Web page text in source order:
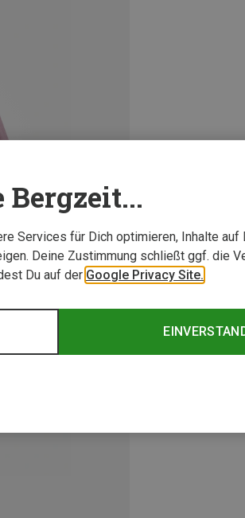
Bergzeit...
Services für Dich optimieren, Inhalte auf
Deine Zustimmung schließt ggf. die
Du auf der Google Privacy Site.